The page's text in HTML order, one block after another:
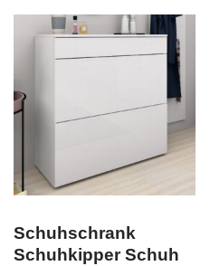
Schuhschrank
Schuhkipper Schuh